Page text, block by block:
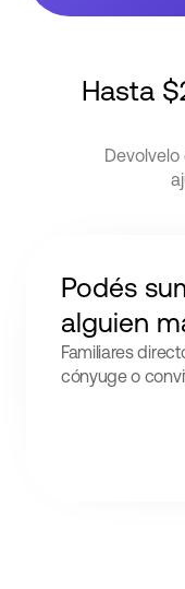
Hasta
Podés
alguien
Familiares
cónyuge o